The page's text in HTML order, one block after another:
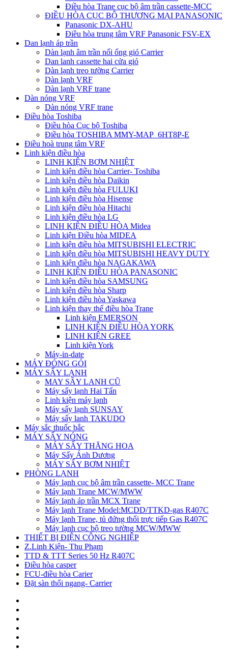
Điều hòa Trane cục bộ âm trần cassette-MCC
ĐIỀU HÒA CỤC BỘ THƯƠNG MẠI PANASONIC
Panasonic DX-AHU
Điều hòa trung tâm VRF Panasonic FSV-EX
Dan lạnh áp trần
Dàn lạnh âm trần nối ống gió Carrier
Dan lanh cassette hai cửa gió
Dàn lạnh treo tường Carrier
Dàn lạnh VRF
Dàn lạnh VRF trane
Dàn nóng VRF
Dàn nóng VRF trane
Điều hòa Toshiba
Điều hòa Cục bộ Toshiba
Điều hòa TOSHIBA MMY-MAP_6HT8P-E
Điều hoà trung tâm VRF
Linh kiện điều hòa
LINH KIỆN BƠM NHIỆT
Linh kiện điều hòa Carrier- Toshiba
Linh kiện điều hòa Daikin
Linh kiện điều hòa FULUKI
Linh kiện điều hòa Hisense
Linh kiện điều hòa Hitachi
Linh kiện điều hòa LG
LINH KIỆN ĐIỀU HÒA Midea
Linh kiện Điều hòa MIDEA
Linh kiện điều hòa MITSUBISHI ELECTRIC
Linh kiện điều hòa MITSUBISHI HEAVY DUTY
Linh kiện điều hòa NAGAKAWA
LINH KIỆN ĐIỀU HÒA PANASONIC
Linh kiện điều hòa SAMSUNG
Linh kiện điều hòa Sharp
Linh kiện điều hòa Yaskawa
Linh kiện thay thế điều hòa Trane
Linh kiện EMERSON
LINH KIỆN ĐIỀU HÒA YORK
LINH KIỆN GREE
Linh kiện York
Máy-in-date
MÁY ĐÓNG GÓI
MÁY SẤY LẠNH
MAY SÂY LANH CŨ
Máy sấy lạnh Hai Tấn
Linh kiện máy lạnh
Máy sấy lạnh SUNSAY
Máy sấy lanh TAKUDO
Máy sắc thuốc bắc
MÁY SẤY NÓNG
MÁY SẤY THĂNG HOA
Máy Sấy Ánh Dương
MÁY SẤY BƠM NHIỆT
PHÒNG LẠNH
Máy lạnh cục bộ âm trần cassette- MCC Trane
Máy lạnh Trane MCW/MWW
Máy lạnh áp trần MCX Trane
Máy lạnh Trane Model:MCDD/TTKD-gas R407C
Máy lạnh Trane, tủ đứng thổi trực tiếp Gas R407C
Máy lạnh cục bộ treo tường MCW/MWW
THIẾT BỊ ĐIỆN CÔNG NGHIỆP
Z.Linh Kiện- Thu Phạm
TTD & TTT Series 50 Hz R407C
Điều hòa casper
FCU-điều hòa Carier
Đặt sàn thổi ngang- Carrier